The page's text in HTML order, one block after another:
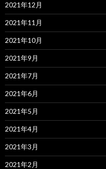
2021年12月
2021年11月
2021年10月
2021年9月
2021年7月
2021年6月
2021年5月
2021年4月
2021年3月
2021年2月